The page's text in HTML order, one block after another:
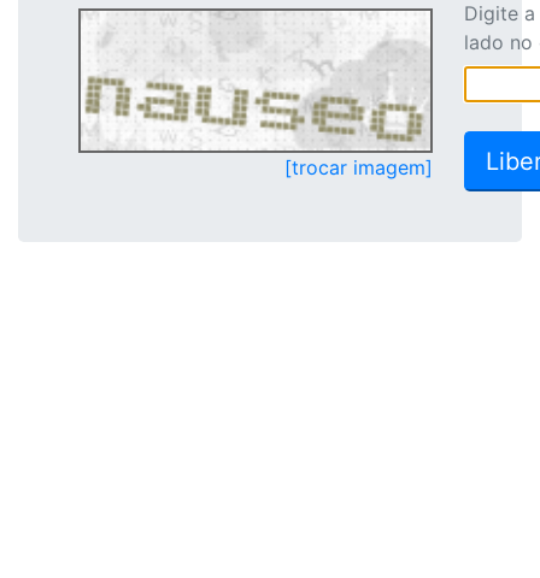
[trocar imagem]
Digite
lado no